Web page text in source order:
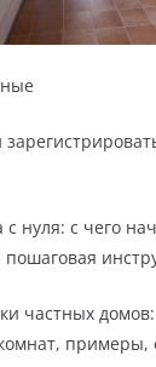
нуля: с чего
частных
примеры,